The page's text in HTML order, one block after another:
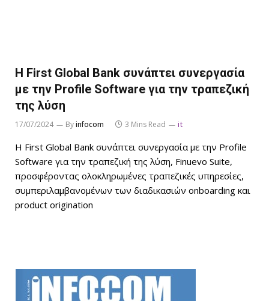
Η First Global Bank συνάπτει συνεργασία
με την Profile Software για την τραπεζική
της λύση
17/07/2024 Byinfocom 3 Mins Read it
Η First Global Bank συνάπτει συνεργασία με την Profile
Software για την τραπεζική της λύση, Finuevo Suite,
προσφέροντας ολοκληρωμένες τραπεζικές υπηρεσίες,
συμπεριλαμβανομένων των διαδικασιών onboarding και
product origination